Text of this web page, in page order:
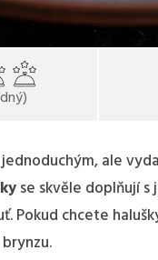
ale
se skvěle doplňují
Pokud chcete